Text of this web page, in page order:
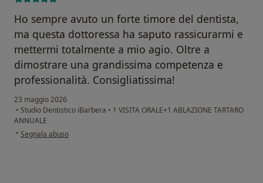
Ho sempre avuto un forte timore del dentista,
ma questa dottoressa ha saputo rassicurarmi e
mettermi totalmente a mio agio. Oltre a
dimostrare una grandissima competenza e
professionalità. Consigliatissima!
23 maggio 2026
• Studio Dentistico iBarbera • 1 VISITA ORALE+1 ABLAZIONE TARTARO
ANNUALE
• secondo l'opinione dell'utente Sharon Cannata
Segnala abuso